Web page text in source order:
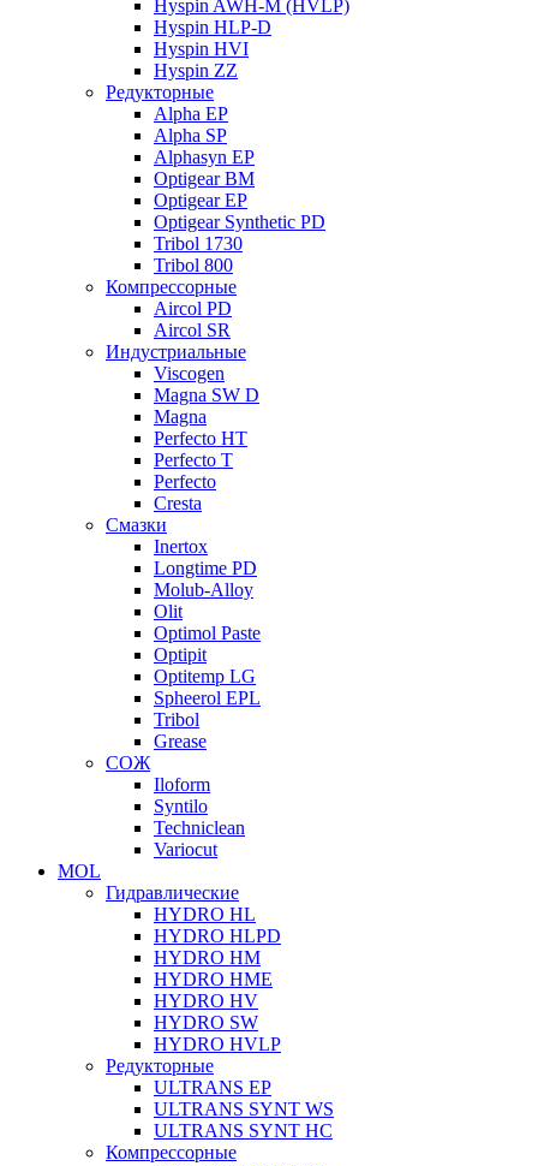
Hyspin AWH-M (HVLP)
Hyspin HLP-D
Hyspin HVI
Hyspin ZZ
Редукторные
Alpha EP
Alpha SP
Alphasyn EP
Optigear BM
Optigear EP
Optigear Synthetic PD
Tribol 1730
Tribol 800
Компрессорные
Aircol PD
Aircol SR
Индустриальные
Viscogen
Magna SW D
Magna
Perfecto HT
Perfecto T
Perfecto
Cresta
Смазки
Inertox
Longtime PD
Molub-Alloy
Olit
Optimol Paste
Optipit
Optitemp LG
Spheerol EPL
Tribol
Grease
СОЖ
Iloform
Syntilo
Techniclean
Variocut
MOL
Гидравлические
HYDRO HL
HYDRO HLPD
HYDRO HM
HYDRO HME
HYDRO HV
HYDRO SW
HYDRO HVLP
Редукторные
ULTRANS EP
ULTRANS SYNT WS
ULTRANS SYNT HC
Компрессорные